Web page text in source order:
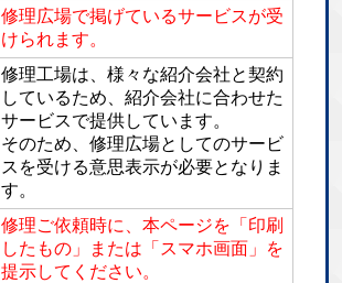
修理広場で掲げているサービスが受
けられます。
修理工場は、様々な紹介会社と契約
しているため、紹介会社に合わせた
サービスで提供しています。
そのため、修理広場としてのサービ
スを受ける意思表示が必要となりま
す。
修理ご依頼時に、本ページを「印刷
したもの」または「スマホ画面」を
提示してください。